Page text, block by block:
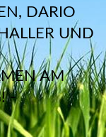
DARIO
UND
AM
-